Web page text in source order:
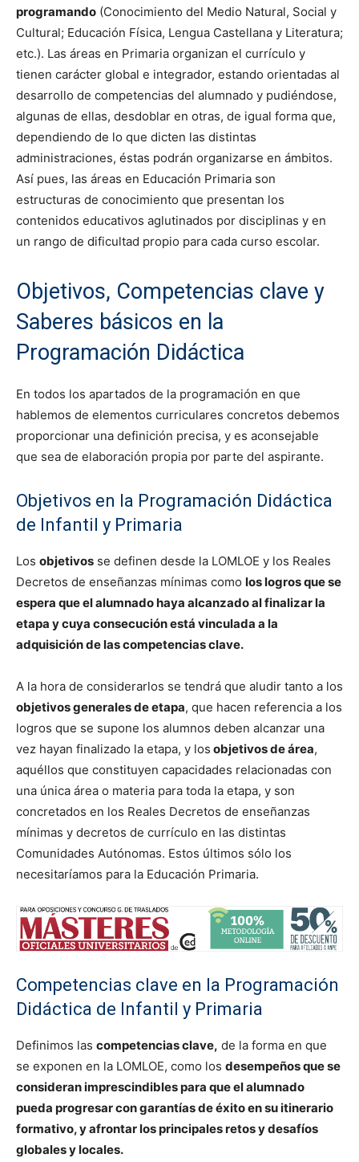
programando (Conocimiento del Medio Natural, Social y
Cultural; Educación Física, Lengua Castellana y Literatura;
etc.). Las áreas en Primaria organizan el currículo y
tienen carácter global e integrador, estando orientadas al
desarrollo de competencias del alumnado y pudiéndose,
algunas de ellas, desdoblar en otras, de igual forma que,
dependiendo de lo que dicten las distintas
administraciones, éstas podrán organizarse en ámbitos.
Así pues, las áreas en Educación Primaria son
estructuras de conocimiento que presentan los
contenidos educativos aglutinados por disciplinas y en
un rango de dificultad propio para cada curso escolar.
Objetivos, Competencias clave y
Saberes básicos en la
Programación Didáctica
En todos los apartados de la programación en que
hablemos de elementos curriculares concretos debemos
proporcionar una definición precisa, y es aconsejable
que sea de elaboración propia por parte del aspirante.
Objetivos en la Programación Didáctica
de Infantil y Primaria
Los objetivos se definen desde la LOMLOE y los Reales
Decretos de enseñanzas mínimas como los logros que se
espera que el alumnado haya alcanzado al finalizar la
etapa y cuya consecución está vinculada a la
adquisición de las competencias clave.
A la hora de considerarlos se tendrá que aludir tanto a los
objetivos generales de etapa, que hacen referencia a los
logros que se supone los alumnos deben alcanzar una
vez hayan finalizado la etapa, y los objetivos de área,
aquéllos que constituyen capacidades relacionadas con
una única área o materia para toda la etapa, y son
concretados en los Reales Decretos de enseñanzas
mínimas y decretos de currículo en las distintas
Comunidades Autónomas. Estos últimos sólo los
necesitaríamos para la Educación Primaria.
Competencias clave en la Programación
Didáctica de Infantil y Primaria
Definimos las competencias clave, de la forma en que
se exponen en la LOMLOE, como los desempeños que se
consideran imprescindibles para que el alumnado
pueda progresar con garantías de éxito en su itinerario
formativo, y afrontar los principales retos y desafíos
globales y locales.